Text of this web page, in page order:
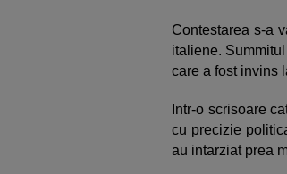
Contestarea s-a
italiene.
care a fost invins
Intr-o scrisoare
cu precizie
au intarziat prea